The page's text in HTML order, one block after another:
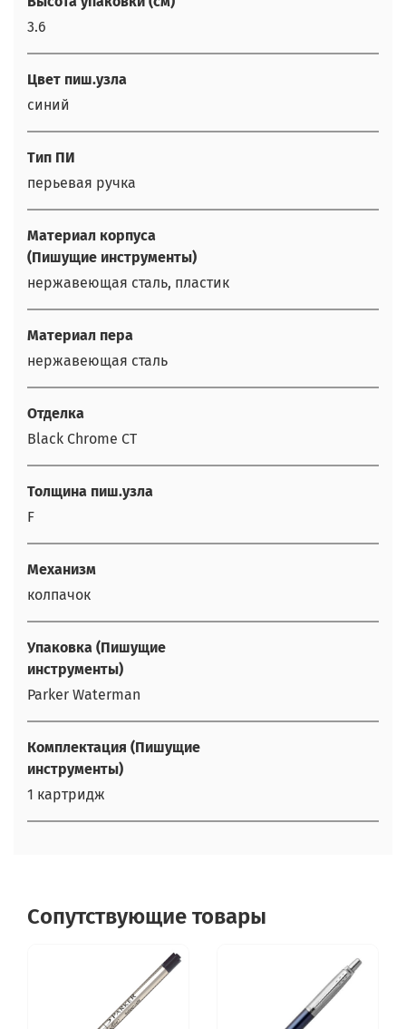
3.6
Цвет пиш.узла
синий
Тип ПИ
перьевая ручка
Материал корпуса
(Пишущие инструменты)
нержавеющая сталь, пластик
Материал пера
нержавеющая сталь
Отделка
Black Chrome CT
Толщина пиш.узла
F
Механизм
колпачок
Упаковка (Пишущие
инструменты)
Parker Waterman
Комплектация (Пишущие
инструменты)
1 картридж
Сопутствующие товары